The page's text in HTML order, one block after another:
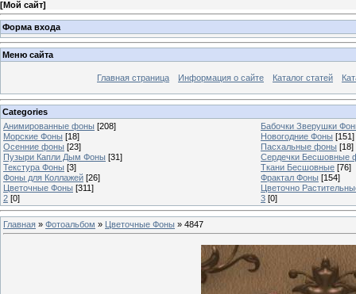
[Мой сайт]
Форма входа
Меню сайта
Главная страница Информация о сайте Каталог статей
Categories
Анимированные фоны [208]
Бабочки Зверушки
Морские Фоны [18] Новогодние Фоны [151]
Осенние фоны [23] Пасхальные фоны [18]
Пузыри Капли Дым Фоны [31]
Сердечки Бесшовные
Текстура Фоны [3] Ткани Бесшовные [76]
Фоны для Коллажей [26] Фрактал Фоны [154]
Цветочные Фоны [311]
Цветочно
2 [0] 3 [0]
Главная » Фотоальбом » Цветочные Фоны » 4847